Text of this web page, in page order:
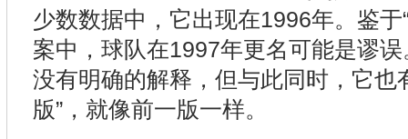
少数数据中，它出现在1996年。鉴于
案中，球队在1997年更名可能是谬
没有明确的解释，但与此同时，它也
版”，就像前一版一样。